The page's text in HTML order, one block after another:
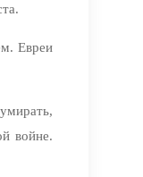
Евреи
войне.